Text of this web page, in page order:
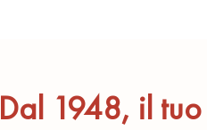
Dal 1948, il